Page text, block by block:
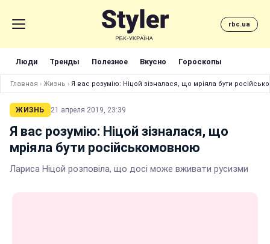
rbc.ua
Люди Тренды Полезное Вкусно Гороскопы
Главная › Жизнь › Я вас розумію: Ніцой зізналася, що мріяла бути
ЖИЗНЬ 21 апреля 2019, 23:39
Я вас розумію: Ніцой зізналася, що
мріяла бути російськомовною
Лариса Ніцой розповіла, що досі може вживати русизми